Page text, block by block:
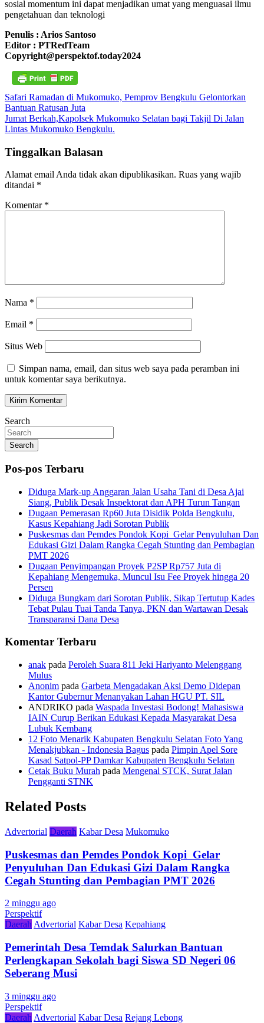
sosial momentum ini dapat menjadikan umat yang menguasai ilmu
pengetahuan dan teknologi
Penulis : Arios Santoso
Editor : PTRedTeam
Copyright@perspektof.today2024
Navigasi
pos
Safari Ramadan di Mukomuko, Pemprov Bengkulu Gelontorkan
Bantuan Ratusan Juta
Jumat Berkah,Kapolsek Mukomuko Selatan bagi Takjil Di Jalan
Lintas Mukomuko Bengkulu.
Tinggalkan Balasan
Alamat email Anda tidak akan dipublikasikan. Ruas yang wajib
ditandai *
Komentar *
Nama *
Email *
Situs Web
Simpan nama, email, dan situs web saya pada peramban ini
untuk komentar saya berikutnya.
Search
Search
Pos-pos Terbaru
Diduga Mark-up Anggaran Jalan Usaha Tani di Desa Ajai
Siang, Publik Desak Inspektorat dan APH Turun Tangan
Dugaan Pemerasan Rp60 Juta Disidik Polda Bengkulu,
Kasus Kepahiang Jadi Sorotan Publik
Puskesmas dan Pemdes Pondok Kopi Gelar Penyuluhan Dan
Edukasi Gizi Dalam Rangka Cegah Stunting dan Pembagian
PMT 2026
Dugaan Penyimpangan Proyek P2SP Rp757 Juta di
Kepahiang Mengemuka, Muncul Isu Fee Proyek hingga 20
Persen
Diduga Bungkam dari Sorotan Publik, Sikap Tertutup Kades
Tebat Pulau Tuai Tanda Tanya, PKN dan Wartawan Desak
Transparansi Dana Desa
Komentar Terbaru
anak pada Peroleh Suara 811 Jeki Hariyanto Melenggang
Mulus
Anonim pada Garbeta Mengadakan Aksi Demo Didepan
Kantor Gubernur Menanyakan Lahan HGU PT. SIL
ANDRIKO pada Waspada Investasi Bodong! Mahasiswa
IAIN Curup Berikan Edukasi Kepada Masyarakat Desa
Lubuk Kembang
12 Foto Menarik Kabupaten Bengkulu Selatan Foto Yang
Menakjubkan - Indonesia Bagus pada Pimpin Apel Sore
Kasad Satpol-PP Damkar Kabupaten Bengkulu Selatan
Cetak Buku Murah pada Mengenal STCK, Surat Jalan
Pengganti STNK
Related Posts
Advertorial Daerah Kabar Desa Mukomuko
Puskesmas dan Pemdes Pondok Kopi Gelar
Penyuluhan Dan Edukasi Gizi Dalam Rangka
Cegah Stunting dan Pembagian PMT 2026
2 minggu ago
Perspektif
DaerahAdvertorial Kabar Desa Kepahiang
Pemerintah Desa Temdak Salurkan Bantuan
Perlengkapan Sekolah bagi Siswa SD Negeri 06
Seberang Musi
3 minggu ago
Perspektif
Daerah Advertorial Kabar Desa Rejang Lebong